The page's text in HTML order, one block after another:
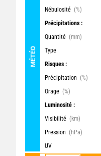
MÉTÉO
Nébulosité (%)
Précipitations :
Quantité (mm)
Type
Risques :
Précipitation (%)
Orage (%)
Luminosité :
Visibilité (km)
Pression (hPa)
UV